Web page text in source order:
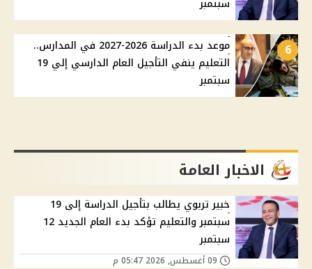
6
موعد بدء الدراسة 2026-2027 في المدارس..
التعليم ينفي التأجيل العام الدارسي إلي 19
سبتمبر
الاخبار العامة
خبير تربوي يطالب بتأجيل الدراسة إلى 19
سبتمبر والتعليم تؤكد بدء العام الجديد 12
سبتمبر